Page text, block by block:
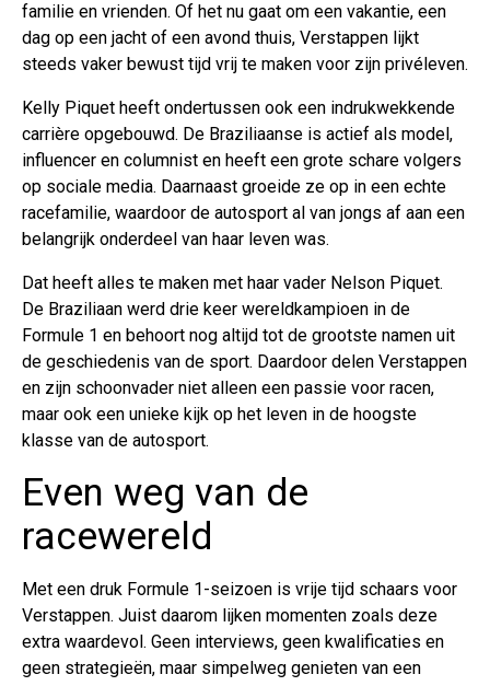
familie en vrienden. Of het nu gaat om een vakantie, een
dag op een jacht of een avond thuis, Verstappen lijkt
steeds vaker bewust tijd vrij te maken voor zijn privéleven.
Kelly Piquet heeft ondertussen ook een indrukwekkende
carrière opgebouwd. De Braziliaanse is actief als model,
influencer en columnist en heeft een grote schare volgers
op sociale media. Daarnaast groeide ze op in een echte
racefamilie, waardoor de autosport al van jongs af aan een
belangrijk onderdeel van haar leven was.
Dat heeft alles te maken met haar vader Nelson Piquet.
De Braziliaan werd drie keer wereldkampioen in de
Formule 1 en behoort nog altijd tot de grootste namen uit
de geschiedenis van de sport. Daardoor delen Verstappen
en zijn schoonvader niet alleen een passie voor racen,
maar ook een unieke kijk op het leven in de hoogste
klasse van de autosport.
Even weg van de
racewereld
Met een druk Formule 1-seizoen is vrije tijd schaars voor
Verstappen. Juist daarom lijken momenten zoals deze
extra waardevol. Geen interviews, geen kwalificaties en
geen strategieën, maar simpelweg genieten van een